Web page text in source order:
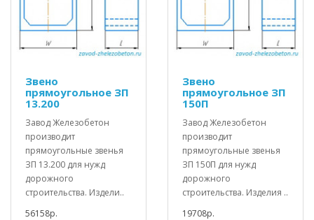
Звено
прямоугольное ЗП
13.200
Завод Железобетон
производит
прямоугольные звенья
ЗП 13.200 для нужд
дорожного
строительства. Издели..
56158р.
Звено
прямоугольное ЗП
150П
Завод Железобетон
производит
прямоугольные звенья
ЗП 150П для нужд
дорожного
строительства. Изделия ..
19708р.